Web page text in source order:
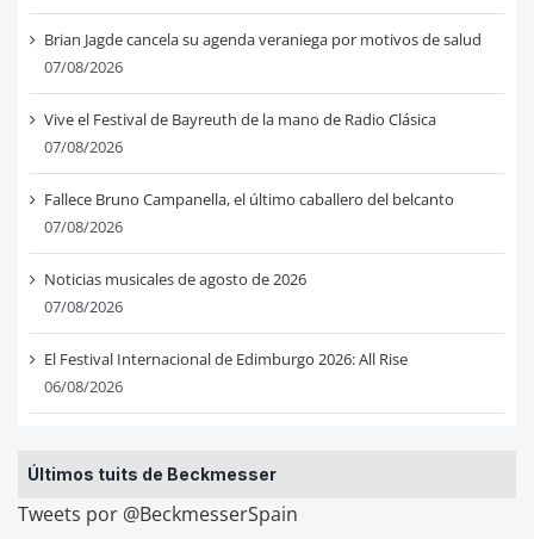
Brian Jagde cancela su agenda veraniega por motivos de salud
07/08/2026
Vive el Festival de Bayreuth de la mano de Radio Clásica
07/08/2026
Fallece Bruno Campanella, el último caballero del belcanto
07/08/2026
Noticias musicales de agosto de 2026
07/08/2026
El Festival Internacional de Edimburgo 2026: All Rise
06/08/2026
Últimos tuits de Beckmesser
Tweets por @BeckmesserSpain